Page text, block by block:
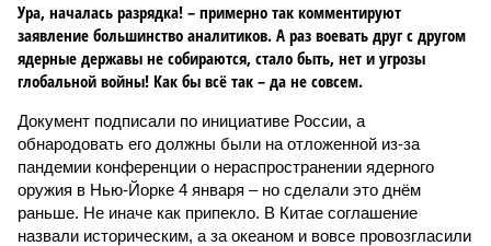
Ура, началась разрядка! – примерно так комментируют
заявление большинство аналитиков. А раз воевать друг с другом
ядерные державы не собираются, стало быть, нет и угрозы
глобальной войны! Как бы всё так – да не совсем.
Документ подписали по инициативе России, а
обнародовать его должны были на отложенной из-за
пандемии конференции о нераспространении ядерного
оружия в Нью-Йорке 4 января – но сделали это днём
раньше. Не иначе как припекло. В Китае соглашение
назвали историческим, а за океаном и вовсе провозгласили